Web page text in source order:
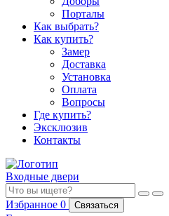
Порталы
Как выбрать?
Как купить?
Замер
Доставка
Установка
Оплата
Вопросы
Где купить?
Эксклюзив
Контакты
Входные двери
Избранное 0 Связаться